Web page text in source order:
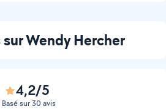
Wendy Hercher
4,2/5
Basé sur 30 avis